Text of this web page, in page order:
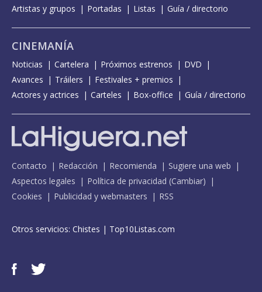
Artistas y grupos
Portadas Listas Guía / directorio
CINEMANÍA
Noticias Cartelera Próximos estrenos
DVD
Avances
Tráilers
Festivales + premios
Actores y actrices
Carteles Box-office Guía / directorio
Contacto Redacción Recomienda
Sugiere una web
Aspectos legales
Política de privacidad (Cambiar)
Cookies
Publicidad y webmasters RSS
Otros servicios: Chistes | Top10Listas.com